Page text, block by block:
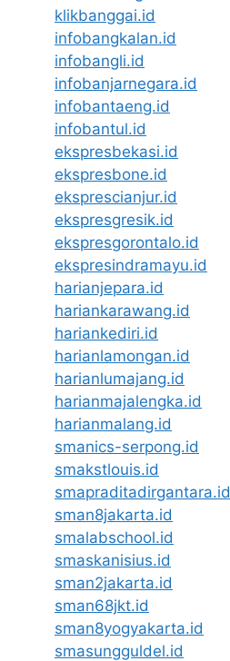
klikbanggai.id
infobangkalan.id
infobangli.id
infobanjarnegara.id
infobantaeng.id
infobantul.id
ekspresbekasi.id
ekspresbone.id
eksprescianjur.id
ekspresgresik.id
ekspresgorontalo.id
ekspresindramayu.id
harianjepara.id
hariankarawang.id
hariankediri.id
harianlamongan.id
harianlumajang.id
harianmajalengka.id
harianmalang.id
smanics-serpong.id
smakstlouis.id
smapraditadirgantara.id
sman8jakarta.id
smalabschool.id
smaskanisius.id
sman2jakarta.id
sman68jkt.id
sman8yogyakarta.id
smasungguldel.id